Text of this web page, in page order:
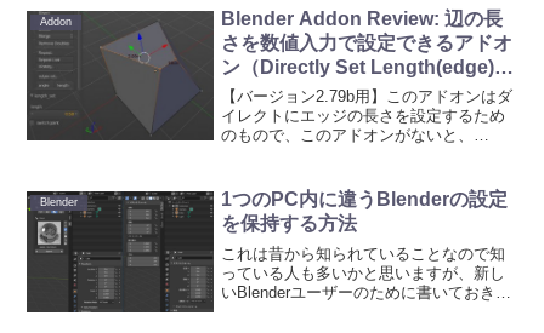
ダリング完了時にPCのシャットダウン...
Addon
Blender Addon Review: 辺の長
さを数値入力で設定できるアドオ
ン（Directly Set Length(edge)
and Angle(edges)）
【バージョン2.79b用】このアドオンはダ
イレクトにエッジの長さを設定するため
のもので、このアドオンがないと、
妙に移動させて長さを設定する必要があ
って、結構...
Blender
1つのPC内に違うBlenderの設定
を保持する方法
これは昔から知られていることなので知
っている人も多いかと思いますが、新し
いBlenderユーザーのために書いておきま